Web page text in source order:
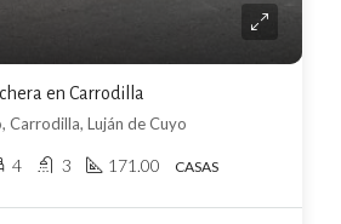
en Carrodilla
Carrodilla, Luján de Cuyo
4 3 171.00 CASAS